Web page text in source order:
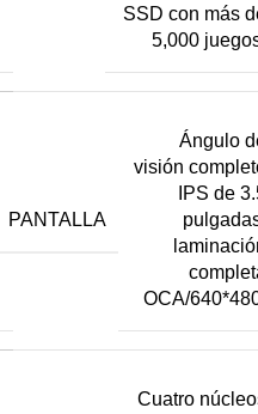
SSD con más
5,000
PANTALLA
Ángulo
visión
IPS de
OCA/
Cuatro